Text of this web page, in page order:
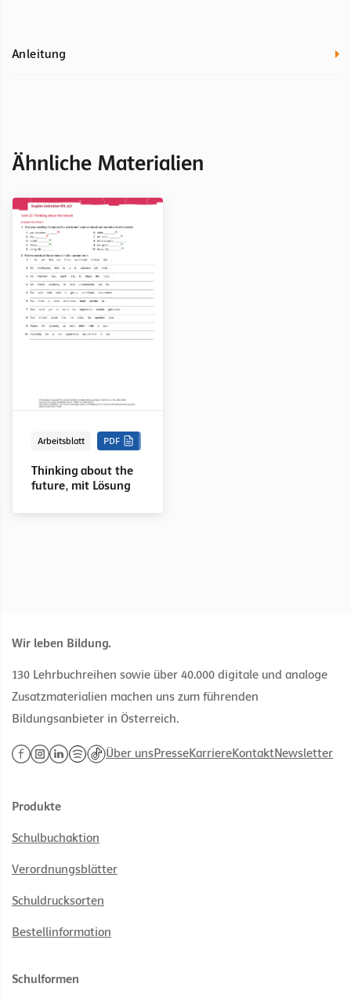
Anleitung
Ähnliche Materialien
Arbeitsblatt PDF
Thinking about the
future, mit Lösung
Wir leben Bildung.
130 Lehrbuchreihen sowie über 40.000 digitale und analoge
Zusatzmaterialien machen uns zum führenden
Bildungsanbieter in Österreich.
Über unsPresseKarriereKontaktNewsletter
Produkte
Schulbuchaktion
Verordnungsblätter
Schuldrucksorten
Bestellinformation
Schulformen